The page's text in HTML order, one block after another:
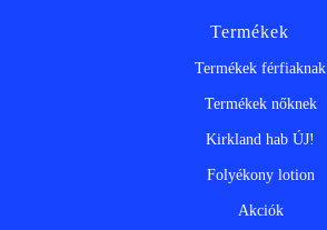
Termékek
Termékek férfiaknak
Termékek nőknek
Kirkland hab ÚJ!
Folyékony lotion
Akciók